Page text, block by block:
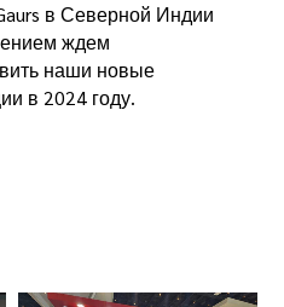
в Северной Индии
ждем
наши новые
в 2024 году.